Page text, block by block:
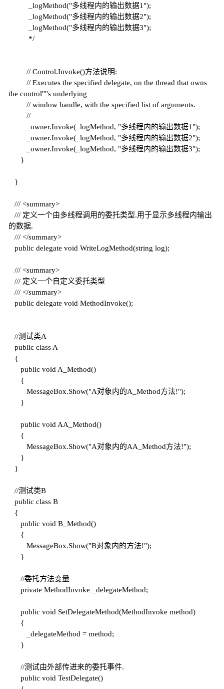
_logMethod("多线程内的输出数据1");
_logMethod("多线程内的输出数据2");
_logMethod("多线程内的输出数据3");
*/
// Control.Invoke()方法说明:
// Executes the specified delegate, on the thread that owns
the control''''s underlying
// window handle, with the specified list of arguments.
//
_owner.Invoke(_logMethod, "多线程内的输出数据1");
_owner.Invoke(_logMethod, "多线程内的输出数据2");
_owner.Invoke(_logMethod, "多线程内的输出数据3");
}
}
/// <summary>
/// 定义一个由多线程调用的委托类型.用于显示多线程内输出
的数据.
/// </summary>
public delegate void WriteLogMethod(string log);
/// <summary>
/// 定义一个自定义委托类型
/// </summary>
public delegate void MethodInvoke();
//测试类A
public class A
{
public void A_Method()
{
MessageBox.Show("A对象内的A_Method方法!");
}
public void AA_Method()
{
MessageBox.Show("A对象内的AA_Method方法!");
}
}
//测试类B
public class B
{
public void B_Method()
{
MessageBox.Show("B对象内的方法!");
}
//委托方法变量
private MethodInvoke _delegateMethod;
public void SetDelegateMethod(MethodInvoke method)
{
_delegateMethod = method;
}
//测试由外部传进来的委托事件.
public void TestDelegate()